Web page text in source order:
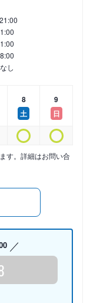
し
8
土
9
日
す。詳細はお問い合